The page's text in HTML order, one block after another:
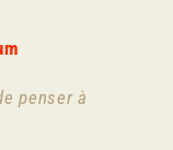
penser à